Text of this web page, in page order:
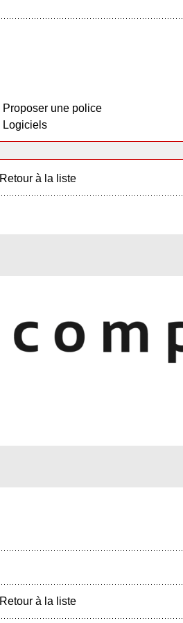
Proposer une police
Logiciels
Retour à la liste
Retour à la liste